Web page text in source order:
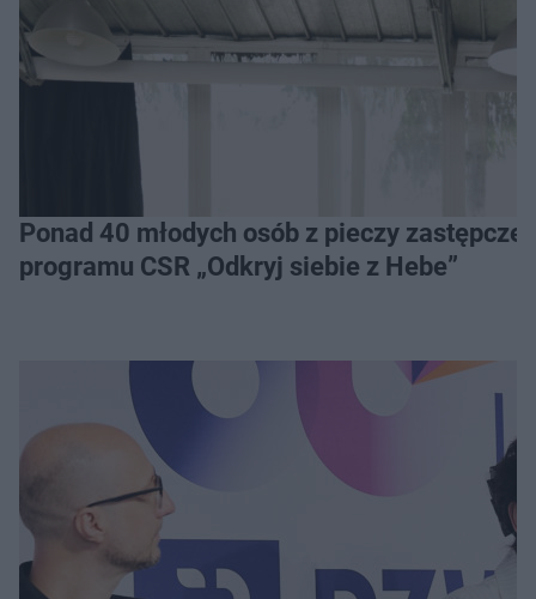
Ponad 40 młodych osób z pieczy
programu CSR „Odkryj siebie z Hebe”